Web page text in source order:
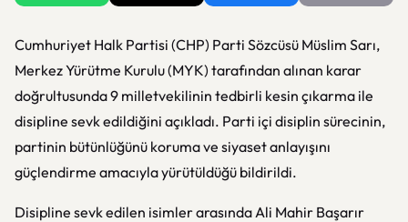
Cumhuriyet Halk Partisi (CHP) Parti Sözcüsü Müslim Sarı,
Merkez Yürütme Kurulu (MYK) tarafından alınan karar
doğrultusunda 9 milletvekilinin tedbirli kesin çıkarma ile
disipline sevk edildiğini açıkladı. Parti içi disiplin sürecinin,
partinin bütünlüğünü koruma ve siyaset anlayışını
güçlendirme amacıyla yürütüldüğü bildirildi.
Disipline sevk edilen isimler arasında Ali Mahir Başarır